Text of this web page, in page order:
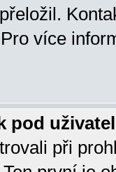
více
pod
při